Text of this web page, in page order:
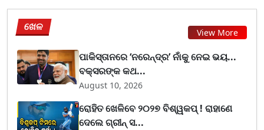
ଖେଳ View More
ପାକିସ୍ତାନରେ ‘ନରେନ୍ଦ୍ର’ ନାଁକୁ ନେଇ ଭୟ...
ବକ୍ସରଙ୍କ କଥ...
August 10, 2026
ରୋହିତ ଖେଳିବେ ୨୦୨୭ ବିଶ୍ୱକପ୍ ! ରାହାଣେ
ଦେଲେ ଗ୍ରୀନ୍ ସ...